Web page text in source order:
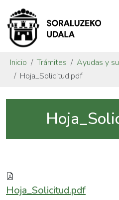
Inicio Trámites
Ayudas y
Hoja_Solicitud.pdf
Hoja_Solicitud.pdf